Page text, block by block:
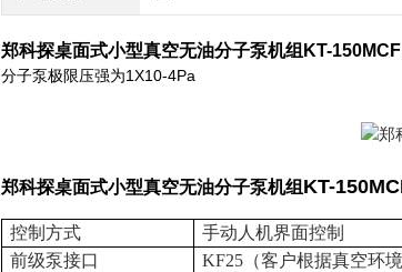
郑科探桌面式小型真空无油分子泵机组 KT-150MCF
分子泵极限压强为1X10-4Pa
郑科探桌面式小型真空无油分子泵机组 KT-
控制方式
手动人机界面控制
前级泵接口
KF25 （客户根据真空环